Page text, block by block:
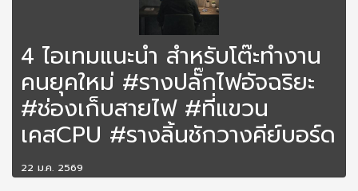
4 ไอเทมแนะนำ สำหรับโต๊ะทำงาน
คนยุคใหม่ #รางปลั๊กไฟอัจฉริยะ
#ช่องเก็บสายไฟ #ที่แขวน
เคสCPU #รางลิ้นชักวางคีย์บอร์ด
22 ม.ค. 2569